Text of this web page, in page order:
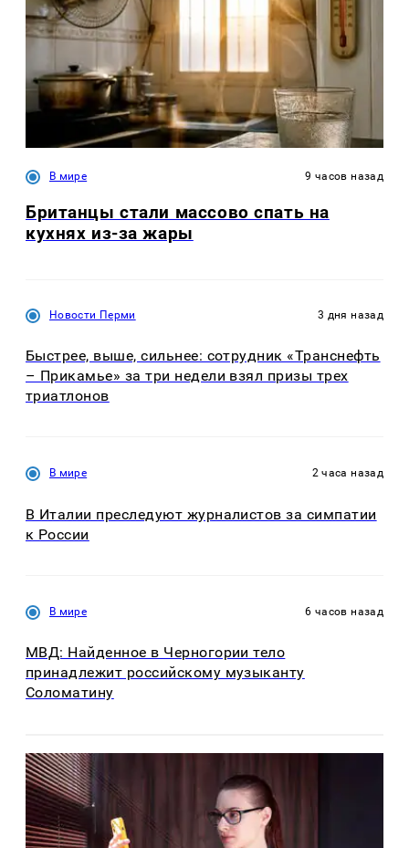
В мире 9 часов назад
Британцы стали массово спать на
кухнях из-за жары
Новости Перми 3 дня назад
Быстрее, выше, сильнее: сотрудник «Транснефть
– Прикамье» за три недели взял призы трех
триатлонов
В мире 2 часа назад
В Италии преследуют журналистов за симпатии
к России
В мире 6 часов назад
МВД: Найденное в Черногории тело
принадлежит российскому музыканту
Соломатину